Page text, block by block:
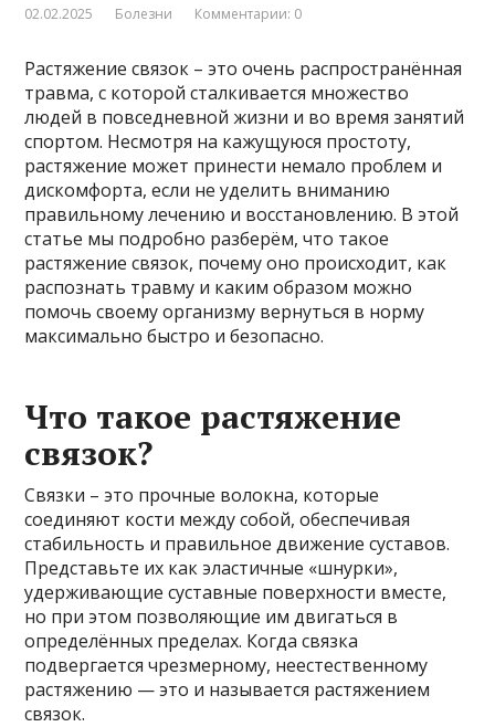
02.02.2025 Болезни Комментарии: 0
Растяжение связок – это очень распространённая
травма, с которой сталкивается множество
людей в повседневной жизни и во время занятий
спортом. Несмотря на кажущуюся простоту,
растяжение может принести немало проблем и
дискомфорта, если не уделить вниманию
правильному лечению и восстановлению. В этой
статье мы подробно разберём, что такое
растяжение связок, почему оно происходит, как
распознать травму и каким образом можно
помочь своему организму вернуться в норму
максимально быстро и безопасно.
Что такое растяжение
связок?
Связки – это прочные волокна, которые
соединяют кости между собой, обеспечивая
стабильность и правильное движение суставов.
Представьте их как эластичные «шнурки»,
удерживающие суставные поверхности вместе,
но при этом позволяющие им двигаться в
определённых пределах. Когда связка
подвергается чрезмерному, неестественному
растяжению — это и называется растяжением
связок.